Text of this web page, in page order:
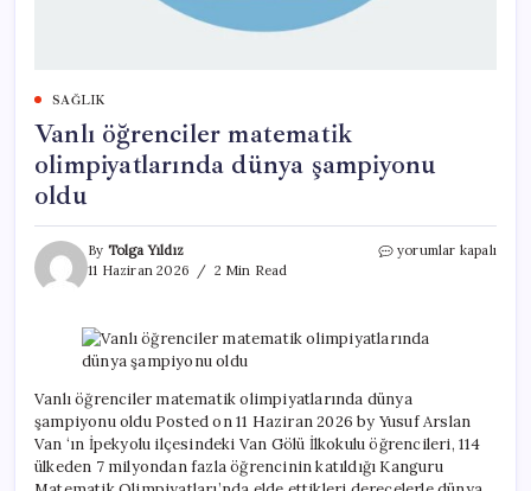
SAĞLIK
Vanlı öğrenciler matematik
olimpiyatlarında dünya şampiyonu
oldu
By Tolga Yıldız
11 Haziran 2026
2 Min Read
Vanlı
dünya
şampiyonu
yorumlar kapalı
Vanlı öğrenciler matematik olimpiyatlarında dünya
şampiyonu oldu Posted on 11 Haziran 2026 by Yusuf Arslan
Van ‘ın İpekyolu ilçesindeki Van Gölü İlkokulu öğrencileri, 114
ülkeden 7 milyondan fazla öğrencinin katıldığı Kanguru